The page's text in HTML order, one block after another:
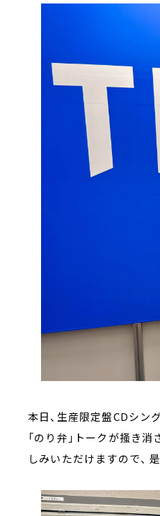
本日、生産限定盤CDシン
「のり弁」トークが掻き
しみいただけますので、